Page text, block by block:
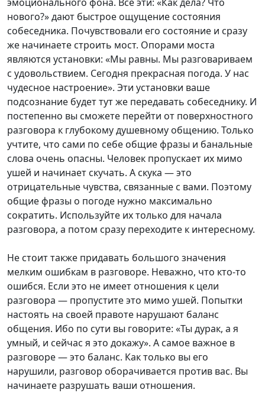
эмоционального фона. Все эти: «Как дела? Что
нового?» дают быстрое ощущение состояния
собеседника. Почувствовали его состояние и сразу
же начинаете строить мост. Опорами моста
являются установки: «Мы равны. Мы разговариваем
с удовольствием. Сегодня прекрасная погода. У нас
чудесное настроение». Эти установки ваше
подсознание будет тут же передавать собеседнику. И
постепенно вы сможете перейти от поверхностного
разговора к глубокому душевному общению. Только
учтите, что сами по себе общие фразы и банальные
слова очень опасны. Человек пропускает их мимо
ушей и начинает скучать. А скука — это
отрицательные чувства, связанные с вами. Поэтому
общие фразы о погоде нужно максимально
сократить. Используйте их только для начала
разговора, а потом сразу переходите к интересному.
Не стоит также придавать большого значения
мелким ошибкам в разговоре. Неважно, что кто-то
ошибся. Если это не имеет отношения к цели
разговора — пропустите это мимо ушей. Попытки
настоять на своей правоте нарушают баланс
общения. Ибо по сути вы говорите: «Ты дурак, а я
умный, и сейчас я это докажу». А самое важное в
разговоре — это баланс. Как только вы его
нарушили, разговор оборачивается против вас. Вы
начинаете разрушать ваши отношения.